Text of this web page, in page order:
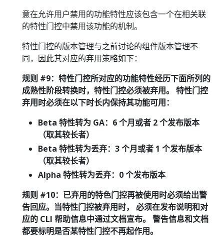
意在允许用户禁用的功能特性应该包含一个在相关联
的特性门控中禁用该功能的机制。
特性门控的版本管理与之前讨论的组件版本管理不
同，因此其对应的弃用策略如下：
规则 #9：特性门控所对应的功能特性经历下面所列的
成熟性阶段转换时，特性门控必须被弃用。 特性门控
弃用时必须在以下时长内保持其功能可用：
Beta 特性转为 GA：6 个月或者 2 个发布版本
（取其较长者）
Beta 特性转为丢弃：3 个月或者 1 个发布版本
（取其较长者）
Alpha 特性转为丢弃：0 个发布版本
规则 #10：已弃用的特色门控再被使用时必须给出警
告回应。当特性门控被弃用时， 必须在发布说明和对
应的 CLI 帮助信息中通过文档宣布。 警告信息和文档
都要标明是否某特性门控不再起作用。